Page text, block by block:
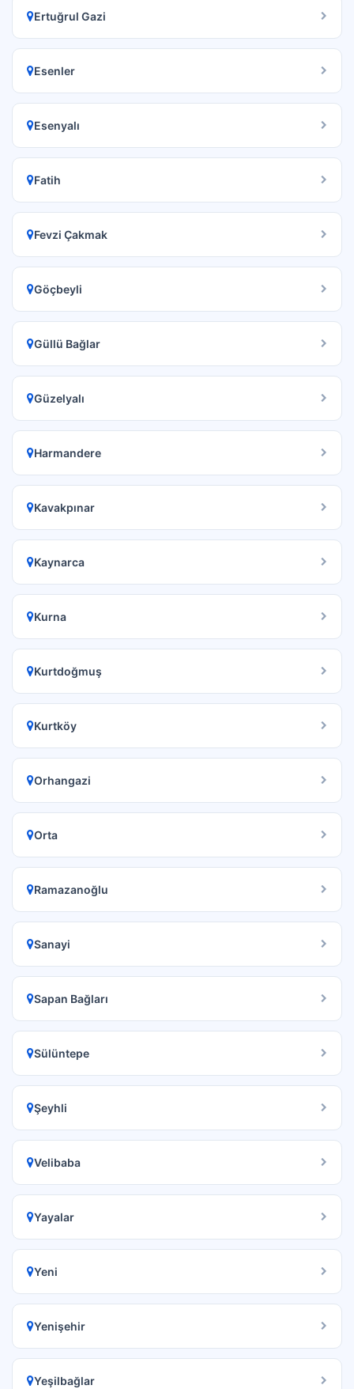
Ertuğrul Gazi
Esenler
Esenyalı
Fatih
Fevzi Çakmak
Göçbeyli
Güllü Bağlar
Güzelyalı
Harmandere
Kavakpınar
Kaynarca
Kurna
Kurtdoğmuş
Kurtköy
Orhangazi
Orta
Ramazanoğlu
Sanayi
Sapan Bağları
Sülüntepe
Şeyhli
Velibaba
Yayalar
Yeni
Yenişehir
Yeşilbağlar